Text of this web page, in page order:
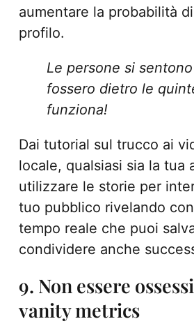
aumentare la probabilità
profilo.
Le persone si
fossero dietro le
funziona!
Dai tutorial sul trucco ai
locale, qualsiasi sia la tua
utilizzare le storie per
tuo pubblico rivelando
tempo reale che puoi
condividere anche
9. Non essere
vanity metrics